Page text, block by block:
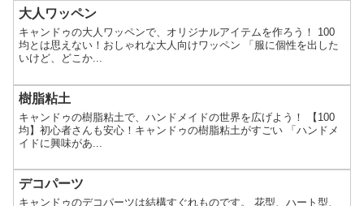
大人ワッペン
キャンドゥの大人ワッペンで、オリジナルアイテムを作ろう！ 100
均とは思えない！おしゃれな大人向けワッペン 「服に個性を出した
いけど、どこか...
樹脂粘土
キャンドゥの樹脂粘土で、ハンドメイドの世界を広げよう！ 【100
均】初心者さんも安心！キャンドゥの樹脂粘土がすごい 「ハンドメ
イドに興味があ...
デコパーツ
キャンドゥのデコパーツは結構すぐれものです。 花型、ハート型、